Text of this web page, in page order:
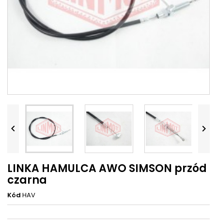
 
 
LINKA HAMULCA AWO SIMSON przód
czarna
Kód HAV